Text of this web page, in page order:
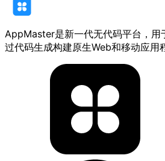
AppMaster是新一代无代码平台，用
过代码生成构建原生Web和移动应用